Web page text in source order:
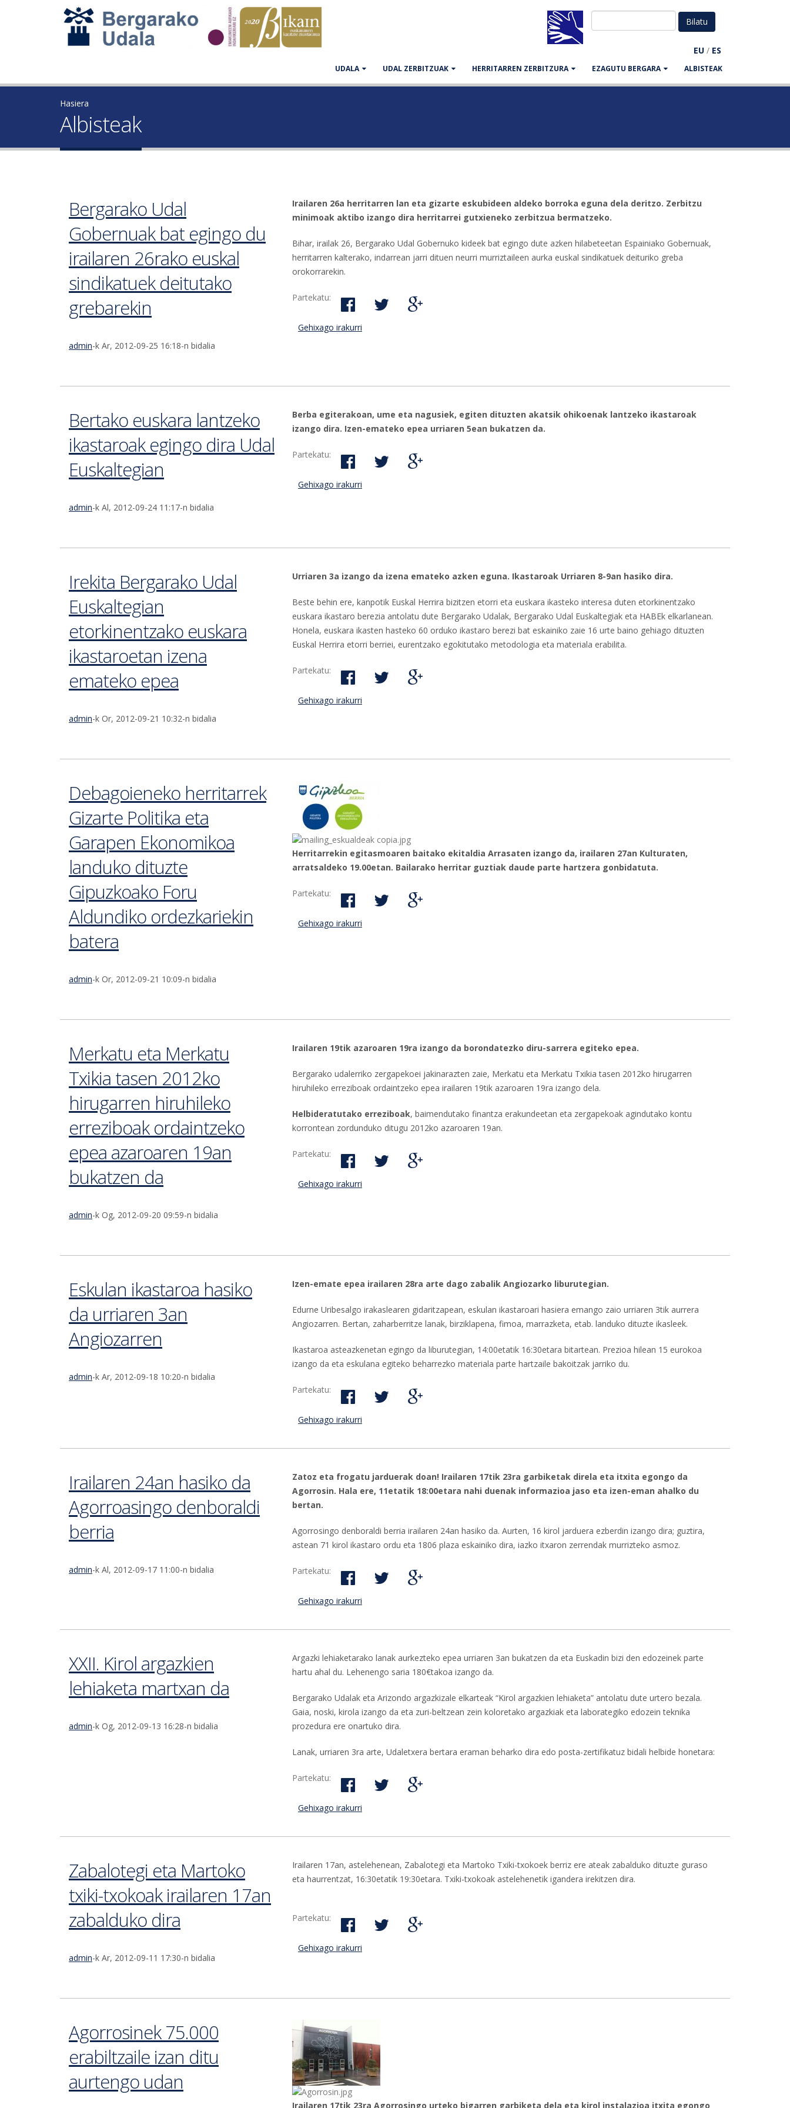
EU / ES
UDALA UDAL ZERBITZUAK HERRITARREN ZERBITZURA EZAGUTU BERGARA ALBISTEAK
Hasiera
Albisteak
Bergarako Udal
Gobernuak bat egingo du
irailaren 26rako euskal
sindikatuek deitutako
grebarekin
admin-k Ar, 2012-09-25 16:18-n bidalia
Irailaren 26a herritarren lan eta gizarte eskubideen aldeko borroka eguna dela deritzo. Zerbitzu
minimoak aktibo izango dira herritarrei gutxieneko zerbitzua bermatzeko.
Bihar, irailak 26, Bergarako Udal Gobernuko kideek bat egingo dute azken hilabeteetan Espainiako Gobernuak,
herritarren kalterako, indarrean jarri dituen neurri murriztaileen aurka euskal sindikatuek deituriko greba
orokorrarekin.
Partekatu:
Gehixago irakurri
Bertako euskara lantzeko
ikastaroak egingo dira Udal
Euskaltegian
admin-k Al, 2012-09-24 11:17-n bidalia
Berba egiterakoan, ume eta nagusiek, egiten dituzten akatsik ohikoenak lantzeko ikastaroak
izango dira. Izen-emateko epea urriaren 5ean bukatzen da.
Partekatu:
Gehixago irakurri
Irekita Bergarako Udal
Euskaltegian
etorkinentzako euskara
ikastaroetan izena
emateko epea
admin-k Or, 2012-09-21 10:32-n bidalia
Urriaren 3a izango da izena emateko azken eguna. Ikastaroak Urriaren 8-9an hasiko dira.
Beste behin ere, kanpotik Euskal Herrira bizitzen etorri eta euskara ikasteko interesa duten etorkinentzako
euskara ikastaro berezia antolatu dute Bergarako Udalak, Bergarako Udal Euskaltegiak eta HABEk elkarlanean.
Honela, euskara ikasten hasteko 60 orduko ikastaro berezi bat eskainiko zaie 16 urte baino gehiago dituzten
Euskal Herrira etorri berriei, eurentzako egokitutako metodologia eta materiala erabilita.
Partekatu:
Gehixago irakurri
Debagoieneko herritarrek
Gizarte Politika eta
Garapen Ekonomikoa
landuko dituzte
Gipuzkoako Foru
Aldundiko ordezkariekin
batera
admin-k Or, 2012-09-21 10:09-n bidalia
Herritarrekin egitasmoaren baitako ekitaldia Arrasaten izango da, irailaren 27an Kulturaten,
arratsaldeko 19.00etan. Bailarako herritar guztiak daude parte hartzera gonbidatuta.
Partekatu:
Gehixago irakurri
Merkatu eta Merkatu
Txikia tasen 2012ko
hirugarren hiruhileko
erreziboak ordaintzeko
epea azaroaren 19an
bukatzen da
admin-k Og, 2012-09-20 09:59-n bidalia
Irailaren 19tik azaroaren 19ra izango da borondatezko diru-sarrera egiteko epea.
Bergarako udalerriko zergapekoei jakinarazten zaie, Merkatu eta Merkatu Txikia tasen 2012ko hirugarren
hiruhileko erreziboak ordaintzeko epea irailaren 19tik azaroaren 19ra izango dela.
Helbideratutako erreziboak, baimendutako finantza erakundeetan eta zergapekoak agindutako kontu
korrontean zordunduko ditugu 2012ko azaroaren 19an.
Partekatu:
Gehixago irakurri
Eskulan ikastaroa hasiko
da urriaren 3an
Angiozarren
admin-k Ar, 2012-09-18 10:20-n bidalia
Izen-emate epea irailaren 28ra arte dago zabalik Angiozarko liburutegian.
Edurne Uribesalgo irakaslearen gidaritzapean, eskulan ikastaroari hasiera emango zaio urriaren 3tik aurrera
Angiozarren. Bertan, zaharberritze lanak, birziklapena, fimoa, marrazketa, etab. landuko dituzte ikasleek.
Ikastaroa asteazkenetan egingo da liburutegian, 14:00etatik 16:30etara bitartean. Prezioa hilean 15 eurokoa
izango da eta eskulana egiteko beharrezko materiala parte hartzaile bakoitzak jarriko du.
Partekatu:
Gehixago irakurri
Irailaren 24an hasiko da
Agorroasingo denboraldi
berria
admin-k Al, 2012-09-17 11:00-n bidalia
Zatoz eta frogatu jarduerak doan! Irailaren 17tik 23ra garbiketak direla eta itxita egongo da
Agorrosin. Hala ere, 11etatik 18:00etara nahi duenak informazioa jaso eta izen-eman ahalko du
bertan.
Agorrosingo denboraldi berria irailaren 24an hasiko da. Aurten, 16 kirol jarduera ezberdin izango dira; guztira,
astean 71 kirol ikastaro ordu eta 1806 plaza eskainiko dira, iazko itxaron zerrendak murrizteko asmoz.
Partekatu:
Gehixago irakurri
XXII. Kirol argazkien
lehiaketa martxan da
admin-k Og, 2012-09-13 16:28-n bidalia
Argazki lehiaketarako lanak aurkezteko epea urriaren 3an bukatzen da eta Euskadin bizi den edozeinek parte
hartu ahal du. Lehenengo saria 180€takoa izango da.
Bergarako Udalak eta Arizondo argazkizale elkarteak “Kirol argazkien lehiaketa” antolatu dute urtero bezala.
Gaia, noski, kirola izango da eta zuri-beltzean zein koloretako argazkiak eta laborategiko edozein teknika
prozedura ere onartuko dira.
Lanak, urriaren 3ra arte, Udaletxera bertara eraman beharko dira edo posta-zertifikatuz bidali helbide honetara:
Partekatu:
Gehixago irakurri
Zabalotegi eta Martoko
txiki-txokoak irailaren 17an
zabalduko dira
admin-k Ar, 2012-09-11 17:30-n bidalia
Irailaren 17an, astelehenean, Zabalotegi eta Martoko Txiki-txokoek berriz ere ateak zabalduko dituzte guraso
eta haurrentzat, 16:30etatik 19:30etara. Txiki-txokoak astelehenetik igandera irekitzen dira.
Partekatu:
Gehixago irakurri
Agorrosinek 75.000
erabiltzaile izan ditu
aurtengo udan
Irailaren 17tik 23ra Agorrosingo urteko bigarren garbiketa dela eta kirol instalazioa itxita egongo